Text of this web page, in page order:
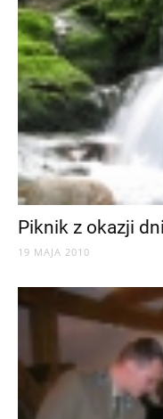
Piknik z okazji
19 MAJA 2010